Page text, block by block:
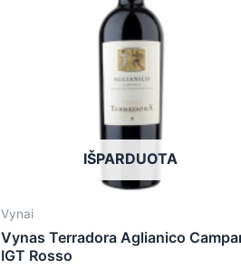
IŠPARDUOTA
Vynai
Vynas Terradora Aglianico
IGT Rosso